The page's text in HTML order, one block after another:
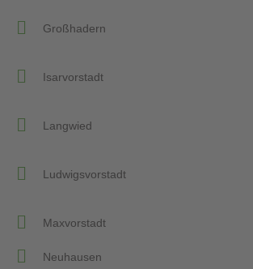
Großhadern
Isarvorstadt
Langwied
Ludwigsvorstadt
Maxvorstadt
Neuhausen